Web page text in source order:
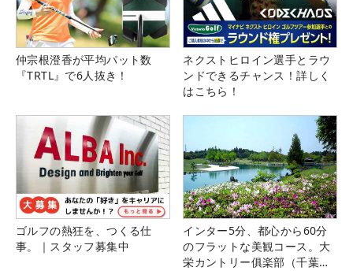
仲宗根澄香が平均パット数
『TRTL』で6人抜き！
ネクストヒロイン選手とラウ
ンドできるチャンス！詳しく
はこちら！
ゴルフの熱狂を、つくる仕
事。｜スタッフ募集中
インター5分、都心から60分
のフラットな美観コース。大
栄カントリー俱楽部（千葉